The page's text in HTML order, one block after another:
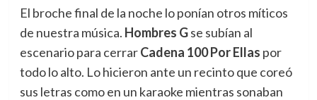
El broche final de la noche lo ponían otros míticos
de nuestra música. Hombres Gse subían al
escenario para cerrarCadena 100 Por Ellas por
todo lo alto. Lo hicieron ante un recinto que coreó
sus letras como en un karaoke mientras sonaban